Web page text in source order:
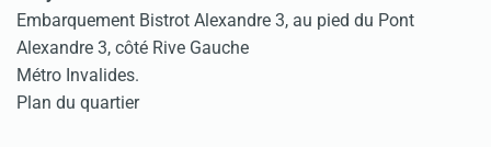
Embarquement Bistrot Alexandre 3, au pied du Pont
Alexandre 3, côté Rive Gauche
Métro Invalides.
Plan du quartier